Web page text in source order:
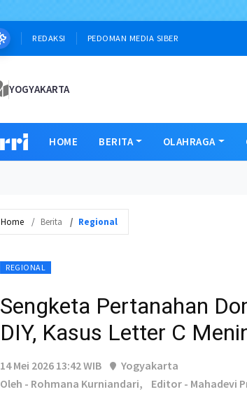
REDAKSI PEDOMAN MEDIA SIBER
YOGYAKARTA
HOME BERITA OLAHRAGA
Home Berita Regional
REGIONAL
Sengketa Pertanahan
DIY, Kasus Letter C
14 Mei 2026 13:42 WIB
Yogyakarta
Oleh - Rohmana Kurniandari,
Editor - Mahadevi